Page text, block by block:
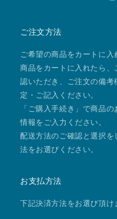
ご注文方法
ご希望の商品をカートに入
商品をカートに入れたら
認いただき、ご注文の備
定・ご記入ください。
「ご購入手続き」で商品
情報をご入力ください。
配送方法のご確認と選択
法をお選びください。
お支払方法
下記決済方法をお選び頂け